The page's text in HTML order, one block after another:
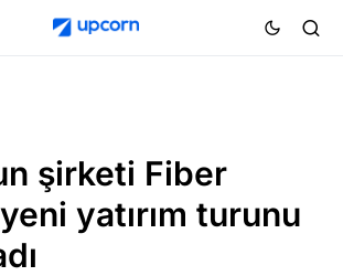
şirketi Fiber
yatırım turunu